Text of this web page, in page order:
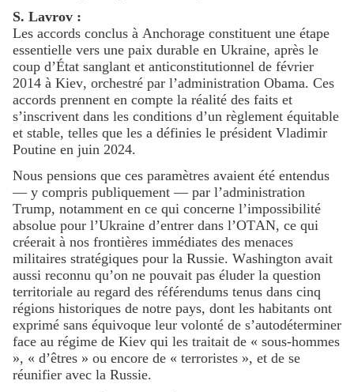
S. Lavrov :
Les accords conclus à Anchorage constituent une étape
essentielle vers une paix durable en Ukraine, après le
coup d’État sanglant et anticonstitutionnel de février
2014 à Kiev, orchestré par l’administration Obama. Ces
accords prennent en compte la réalité des faits et
s’inscrivent dans les conditions d’un règlement équitable
et stable, telles que les a définies le président Vladimir
Poutine en juin 2024.
Nous pensions que ces paramètres avaient été entendus
— y compris publiquement — par l’administration
Trump, notamment en ce qui concerne l’impossibilité
absolue pour l’Ukraine d’entrer dans l’OTAN, ce qui
créerait à nos frontières immédiates des menaces
militaires stratégiques pour la Russie. Washington avait
aussi reconnu qu’on ne pouvait pas éluder la question
territoriale au regard des référendums tenus dans cinq
régions historiques de notre pays, dont les habitants ont
exprimé sans équivoque leur volonté de s’autodéterminer
face au régime de Kiev qui les traitait de « sous-hommes
», « d’êtres » ou encore de « terroristes », et de se
réunifier avec la Russie.